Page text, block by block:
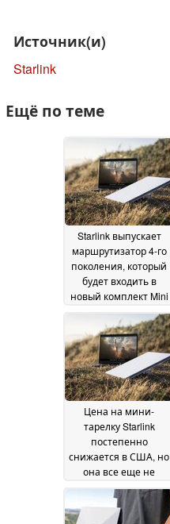
Источник(и)
Starlink
Ещё по теме
Starlink выпускает
маршрутизатор 4-го
поколения, который
будет входить в
новый комплект Mini
dish с более высокой
скоростью загрузки
19 April 2025
Цена на мини-
тарелку Starlink
постепенно
снижается в США, но
она все еще не
соответствует
видению Маска
March 2025